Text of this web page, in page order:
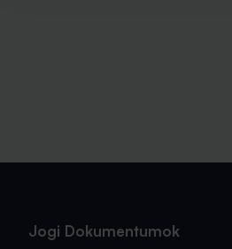
Jogi Dokumentumok